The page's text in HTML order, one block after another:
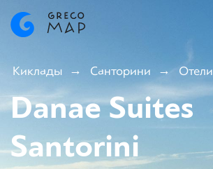
Киклады Санторини Отели
Danae Suites
Santorini